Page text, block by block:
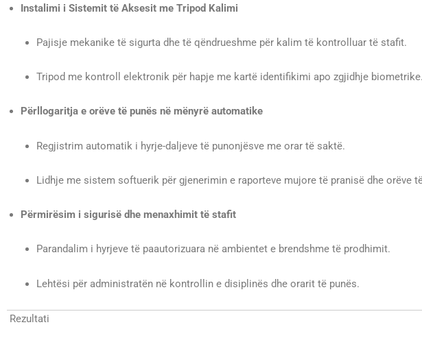
Instalimi i Sistemit të Aksesit me Tripod Kalimi
Pajisje mekanike të sigurta dhe të qëndrueshme për kalim të kontrolluar të stafit.
Tripod me kontroll elektronik për hapje me kartë identifikimi apo zgjidhje biometrike.
Përllogaritja e orëve të punës në mënyrë automatike
Regjistrim automatik i hyrje-daljeve të punonjësve me orar të saktë.
Lidhje me sistem softuerik për gjenerimin e raporteve mujore të pranisë dhe orëve
Përmirësim i sigurisë dhe menaxhimit të stafit
Parandalim i hyrjeve të paautorizuara në ambientet e brendshme të prodhimit.
Lehtësi për administratën në kontrollin e disiplinës dhe orarit të punës.
Rezultati